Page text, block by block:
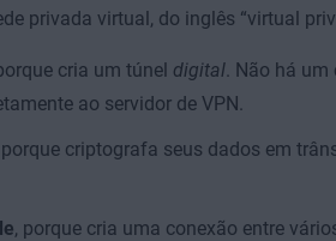
privada virtual, do inglês “virtual
cria um túnel digital. Não há um
ao servidor de VPN.
porque criptografa seus dados em
, porque cria uma conexão entre